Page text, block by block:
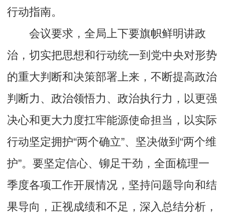
行动指南。
会议要求，全局上下要旗帜鲜明讲政
治，切实把思想和行动统一到党中央对形势
的重大判断和决策部署上来，不断提高政治
判断力、政治领悟力、政治执行力，以更强
决心和更大力度扛牢能源使命担当，以实际
行动坚定拥护“两个确立”、坚决做到“两个维
护”。要坚定信心、铆足干劲，全面梳理一
季度各项工作开展情况，坚持问题导向和结
果导向，正视成绩和不足，深入总结分析，